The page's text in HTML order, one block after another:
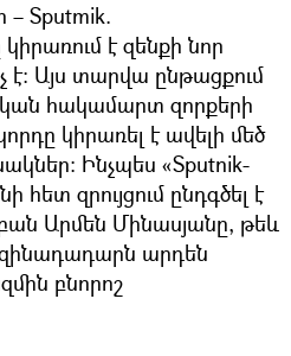
Sputmik.
է զենքի նոր
է: Այս տարվա ընթացքում
հակամարտ զորքերի
կիրառել է ավելի մեծ
Ինչպես «Sputnik-
զրույցում ընդգծել է
Արմեն Մինասյանը, թեև
արդեն
բնորոշ